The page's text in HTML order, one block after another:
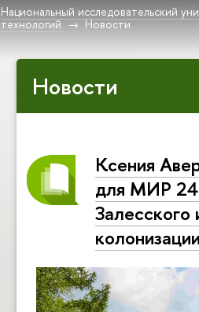
Национальный исследовательский
технологий
Новости
Новости
Ксения
для МИР 24
Залесского